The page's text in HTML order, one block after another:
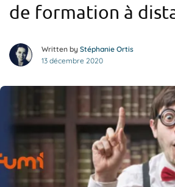
de formation à
Written by Stéphanie Ortis
13 décembre 2020